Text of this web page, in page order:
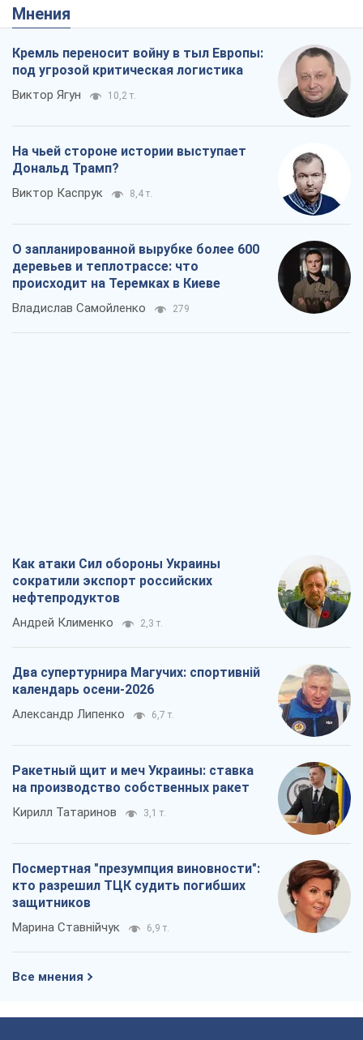
Мнения
Кремль переносит войну в тыл Европы:
под угрозой критическая логистика
Виктор Ягун 10,2 т.
На чьей стороне истории выступает
Дональд Трамп?
Виктор Каспрук 8,4 т.
О запланированной вырубке более 600
деревьев и теплотрассе: что
происходит на Теремках в Киеве
Владислав Самойленко 279
Как атаки Сил обороны Украины
сократили экспорт российских
нефтепродуктов
Андрей Клименко 2,3 т.
Два супертурнира Магучих: спортивній
календарь осени-2026
Александр Липенко 6,7 т.
Ракетный щит и меч Украины: ставка
на производство собственных ракет
Кирилл Татаринов 3,1 т.
Посмертная "презумпция виновности":
кто разрешил ТЦК судить погибших
защитников
Марина Ставнійчук 6,9 т.
Все мнения